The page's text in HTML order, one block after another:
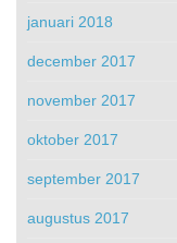
januari 2018
december 2017
november 2017
oktober 2017
september 2017
augustus 2017